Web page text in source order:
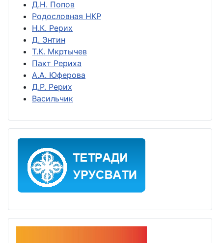
Д.Н. Попов
Родословная НКР
Н.К. Рерих
Д. Энтин
Т.К. Мкртычев
Пакт Рериха
А.А. Юферова
Д.Р. Рерих
Васильчик